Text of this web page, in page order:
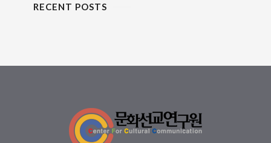
RECENT POSTS